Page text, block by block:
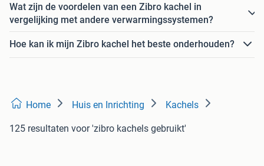
Wat zijn de voordelen van een Zibro kachel in
vergelijking met andere verwarmingssystemen?
Hoe kan ik mijn Zibro kachel het beste onderhouden?
Home Huis en Inrichting Kachels
125 resultaten voor 'zibro kachels gebruikt'